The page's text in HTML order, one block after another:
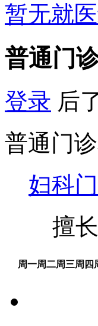
暂无就
普通门
登录 后
普通门
妇科
擅
周一周二周三周四